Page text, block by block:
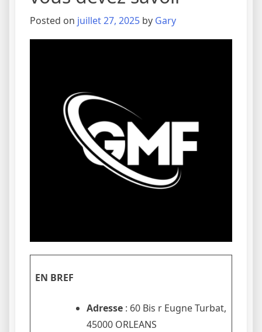
Posted on juillet 27, 2025 by Gary
EN BREF
Adresse : 60 Bis r Eugne Turbat,
45000 ORLEANS